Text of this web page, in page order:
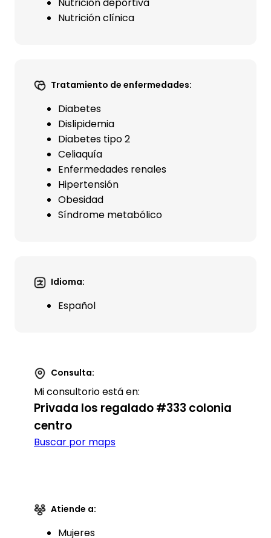
Nutrición clínica
Tratamiento de enfermedades:
Diabetes
Dislipidemia
Diabetes tipo 2
Celiaquía
Enfermedades renales
Hipertensión
Obesidad
Síndrome metabólico
Idioma:
Español
Consulta:
Mi consultorio está en:
Privada los regalado #333 colonia
centro
Buscar por maps
Atiende a:
Mujeres